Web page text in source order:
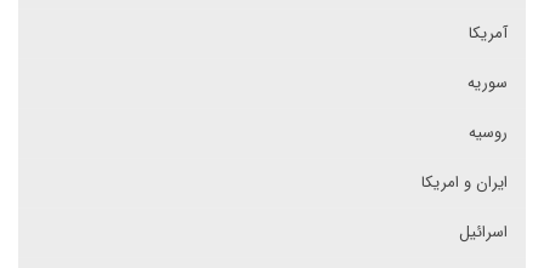
آمریکا
سوریه
روسیه
ایران و امریکا
اسرائیل